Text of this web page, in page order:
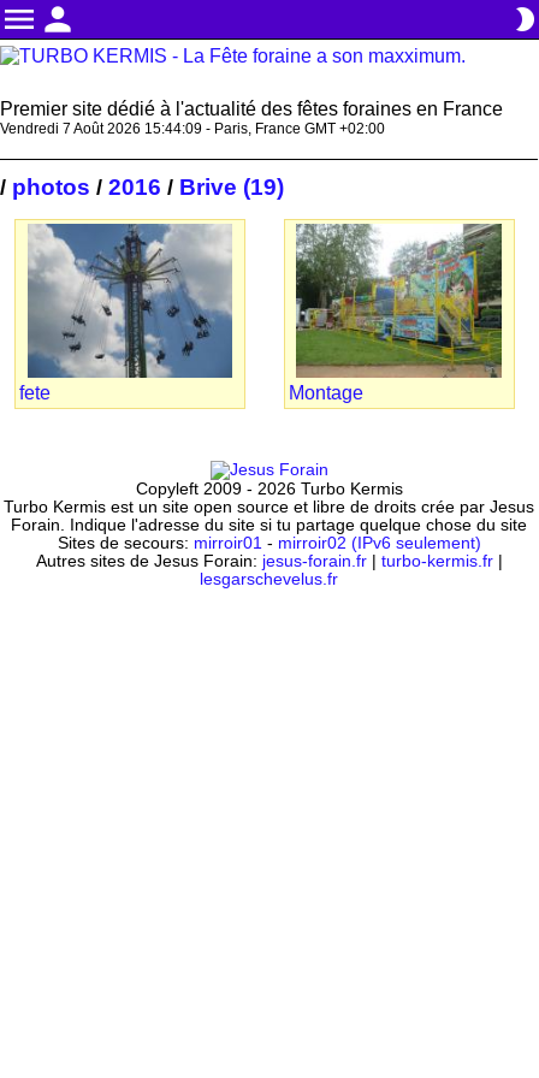
menu person brightness_2
Premier site dédié à l'actualité des fêtes foraines en France
Vendredi 7 Août 2026 15:44:10 - Paris, France GMT +02:00
/ photos / 2016 / Brive (19)
fete Montage
Copyleft 2009 - 2026 Turbo Kermis
Turbo Kermis est un site open source et libre de droits crée par Jesus
Forain. Indique l'adresse du site si tu partage quelque chose du site
Sites de secours: mirroir01- mirroir02 (IPv6 seulement)
Autres sites de Jesus Forain: jesus-forain.fr| turbo-kermis.fr|
lesgarschevelus.fr